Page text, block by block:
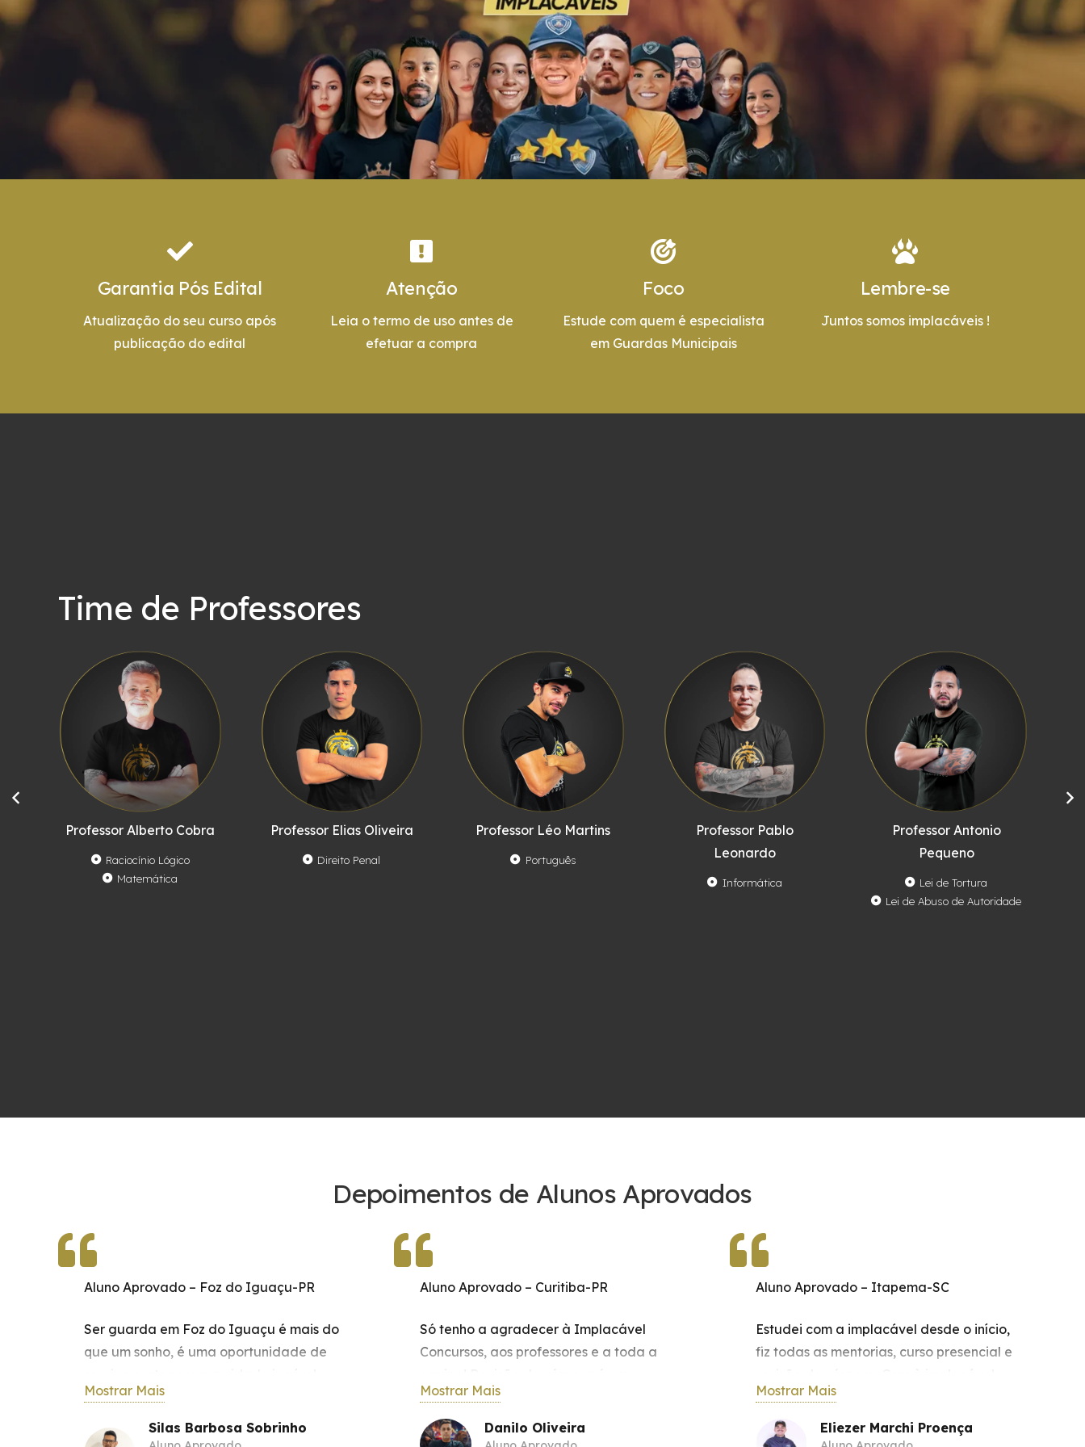
Garantia Pós Edital
Atualização do seu curso após
publicação do edital
Atenção
Leia o termo de uso antes de
efetuar a compra
Foco
Estude com quem é especialista
em Guardas Municipais
Lembre-se
Juntos somos implacáveis !
Time de Professores
Professor Alberto Cobra
Raciocínio Lógico
Matemática
Professor Elias Oliveira
Direito Penal
Professor Léo Martins
Português
Professor Pablo
Leonardo
Informática
Professor Antonio
Pequeno
Lei de Tortura
Lei de Abuso de Autoridade
Depoimentos de Alunos Aprovados
Aluno Aprovado – Foz do Iguaçu-PR
Ser guarda em Foz do Iguaçu é mais do
que um sonho, é uma oportunidade de
Desde que comecei a estudar com a
Implacável Concursos, minha jornada para
ingressar nessa carreira ganhou uma nova
Mostrar Mais
Silas Barbosa Sobrinho
Aluno Aprovado – Curitiba-PR
Só tenho a agradecer à Implacável
Concursos, aos professores e a toda a
verdadeiro sucesso! Sanou todas as
minhas dúvidas ali na revisão!! Obrigado
Implacável, vocês são demais!”
Mostrar Mais
Danilo Oliveira
Aluno Aprovado – Itapema-SC
Estudei com a implacável desde o início,
fiz todas as mentorias, curso presencial e
obtive aprovação na Brigada Militar do RS
e na Guarda Municipal de Itapema.
Hoje estou realizado. Feliz em ser Guarda
Mostrar Mais
Eliezer Marchi Proença